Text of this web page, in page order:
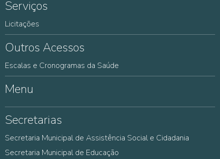
Serviços
Licitações
Outros Acessos
Escalas e Cronogramas da Saúde
Menu
Secretarias
Secretaria Municipal de Assistência Social e Cidadania
Secretaria Municipal de Educação